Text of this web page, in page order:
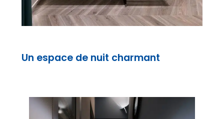
Un espace de nuit charmant